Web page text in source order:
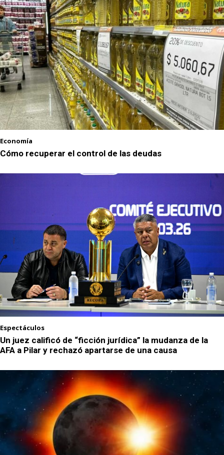
Economía
Cómo recuperar el control de las deudas
Espectáculos
Un juez calificó de “ficción jurídica” la mudanza de la
AFA a Pilar y rechazó apartarse de una causa